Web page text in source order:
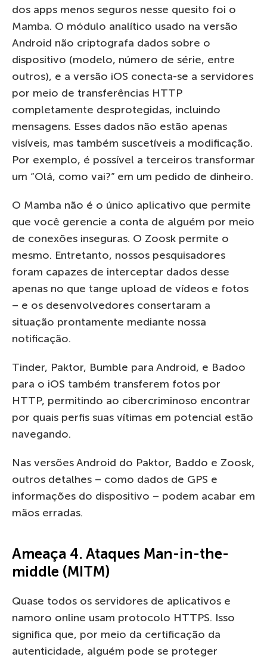
dos apps menos seguros nesse quesito foi o
Mamba. O módulo analítico usado na versão
Android não criptografa dados sobre o
dispositivo (modelo, número de série, entre
outros), e a versão iOS conecta-se a servidores
por meio de transferências HTTP
completamente desprotegidas, incluindo
mensagens. Esses dados não estão apenas
visíveis, mas também suscetíveis a modificação.
Por exemplo, é possível a terceiros transformar
um “Olá, como vai?” em um pedido de dinheiro.
O Mamba não é o único aplicativo que permite
que você gerencie a conta de alguém por meio
de conexões inseguras. O Zoosk permite o
mesmo. Entretanto, nossos pesquisadores
foram capazes de interceptar dados desse
apenas no que tange upload de vídeos e fotos
– e os desenvolvedores consertaram a
situação prontamente mediante nossa
notificação.
Tinder, Paktor, Bumble para Android, e Badoo
para o iOS também transferem fotos por
HTTP, permitindo ao cibercriminoso encontrar
por quais perfis suas vítimas em potencial estão
navegando.
Nas versões Android do Paktor, Baddo e Zoosk,
outros detalhes – como dados de GPS e
informações do dispositivo – podem acabar em
mãos erradas.
Ameaça 4. Ataques Man-in-the-
middle (MITM)
Quase todos os servidores de aplicativos e
namoro online usam protocolo HTTPS. Isso
significa que, por meio da certificação da
autenticidade, alguém pode se proteger